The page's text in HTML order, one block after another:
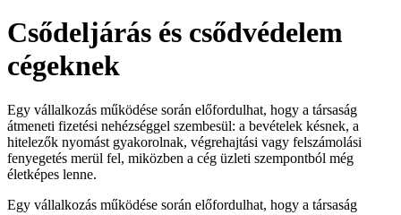
Csődeljárás és csődvédelem
cégeknek
Egy vállalkozás működése során előfordulhat, hogy a társaság
átmeneti fizetési nehézséggel szembesül: a bevételek késnek, a
hitelezők nyomást gyakorolnak, végrehajtási vagy felszámolási
fenyegetés merül fel, miközben a cég üzleti szempontból még
életképes lenne.
Egy vállalkozás működése során előfordulhat, hogy a társaság